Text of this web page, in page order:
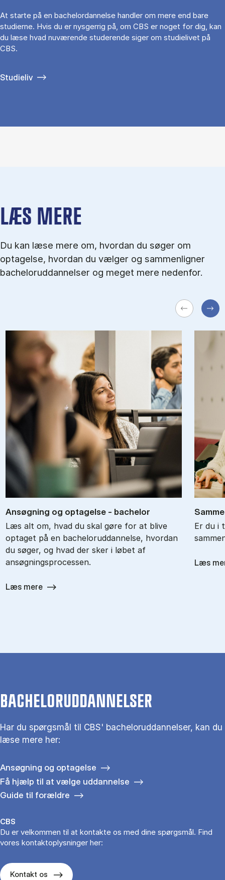
At starte på en bachelordannelse handler om mere end bare
studierne. Hvis du er nysgerrig på, om CBS er noget for dig, kan
du læse hvad nuværende studerende siger om studielivet på
CBS.
Studieliv
LÆS MERE
Du kan læse mere om, hvordan du søger om
optagelse, hvordan du vælger og sammenligner
bacheloruddannelser og meget mere nedenfor.
An­søg­ning og op­ta­gel­se - ba­chel­or
Læs alt om, hvad du skal gøre for at blive
optaget på en bacheloruddannelse, hvordan
du søger, og hvad der sker i løbet af
ansøgningsprocessen.
Læs mere
Er du i
Læs
BACHELORUDDANNELSER
Har du spørgsmål til CBS' bacheloruddannelser, kan du
læse mere her:
Ansøgning og optagelse
Få hjælp til at vælge uddannelse
Guide til forældre
CBS
Du er velkommen til at kontakte os med dine spørgsmål. Find
vores kontaktoplysninger her:
Kontakt os